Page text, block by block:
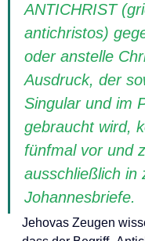
ANTICHRIST
antichristos)
oder anstelle
Ausdruck, der
Singular und im
gebraucht wird,
fünfmal vor und
ausschließlich in
Johannesbriefe.
Jehovas Zeugen